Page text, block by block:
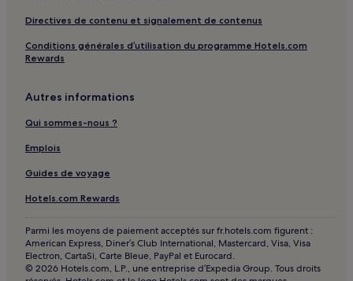
Directives de contenu et signalement de contenus
Conditions générales d’utilisation du programme Hotels.com
Rewards
Autres informations
Qui sommes-nous ?
Emplois
Guides de voyage
Hotels.com Rewards
Parmi les moyens de paiement acceptés sur fr.hotels.com figurent :
American Express, Diner’s Club International, Mastercard, Visa, Visa
Electron, CartaSi, Carte Bleue, PayPal et Eurocard.
© 2026 Hotels.com, L.P., une entreprise d’Expedia Group. Tous droits